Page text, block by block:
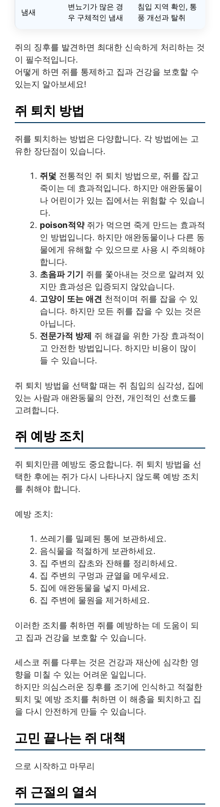
냄새
변뇨기가 많은 경
우 구체적인 냄새
침입 지역 확인, 통
풍 개선과 탈취
쥐의 징후를 발견하면 최대한 신속하게 처리하는 것
이 필수적입니다.
어떻게 하면 쥐를 통제하고 집과 건강을 보호할 수
있는지 알아보세요!
쥐 퇴치 방법
쥐를 퇴치하는 방법은 다양합니다. 각 방법에는 고
유한 장단점이 있습니다.
쥐덫 전통적인 쥐 퇴치 방법으로, 쥐를 잡고
죽이는 데 효과적입니다. 하지만 애완동물이
나 어린이가 있는 집에서는 위험할 수 있습니
다.
poison적약쥐가 먹으면 죽게 만드는 효과적
인 방법입니다. 하지만 애완동물이나 다른 동
물에게 유해할 수 있으므로 사용 시 주의해야
합니다.
초음파 기기
쥐를 쫓아내는 것으로 알려져 있
지만 효과성은 입증되지 않았습니다.
고양이 또는 애견 천적이며 쥐를 잡을 수 있
습니다. 하지만 모든 쥐를 잡을 수 있는 것은
아닙니다.
전문가적 방제 쥐 해결을 위한 가장 효과적이
고 안전한 방법입니다. 하지만 비용이 많이
들 수 있습니다.
쥐 퇴치 방법을 선택할 때는 쥐 침입의 심각성, 집에
있는 사람과 애완동물의 안전, 개인적인 선호도를
고려합니다.
쥐 예방 조치
쥐 퇴치만큼 예방도 중요합니다. 쥐 퇴치 방법을 선
택한 후에는 쥐가 다시 나타나지 않도록 예방 조치
를 취해야 합니다.
예방 조치:
쓰레기를 밀폐된 통에 보관하세요.
음식물을 적절하게 보관하세요.
집 주변의 잡초와 잔해를 정리하세요.
집 주변의 구멍과 균열을 메우세요.
집에 애완동물을 넣지 마세요.
집 주변에 물원을 제거하세요.
이러한 조치를 취하면 쥐를 예방하는 데 도움이 되
고 집과 건강을 보호할 수 있습니다.
세스코 쥐를 다루는 것은 건강과 재산에 심각한 영
향을 미칠 수 있는 어려운 일입니다.
하지만 의심스러운 징후를 조기에 인식하고 적절한
퇴치 및 예방 조치를 취하면 이 해충을 퇴치하고 집
을 다시 안전하게 만들 수 있습니다.
고민 끝나는 쥐 대책
으로 시작하고 마무리
쥐 근절의 열쇠